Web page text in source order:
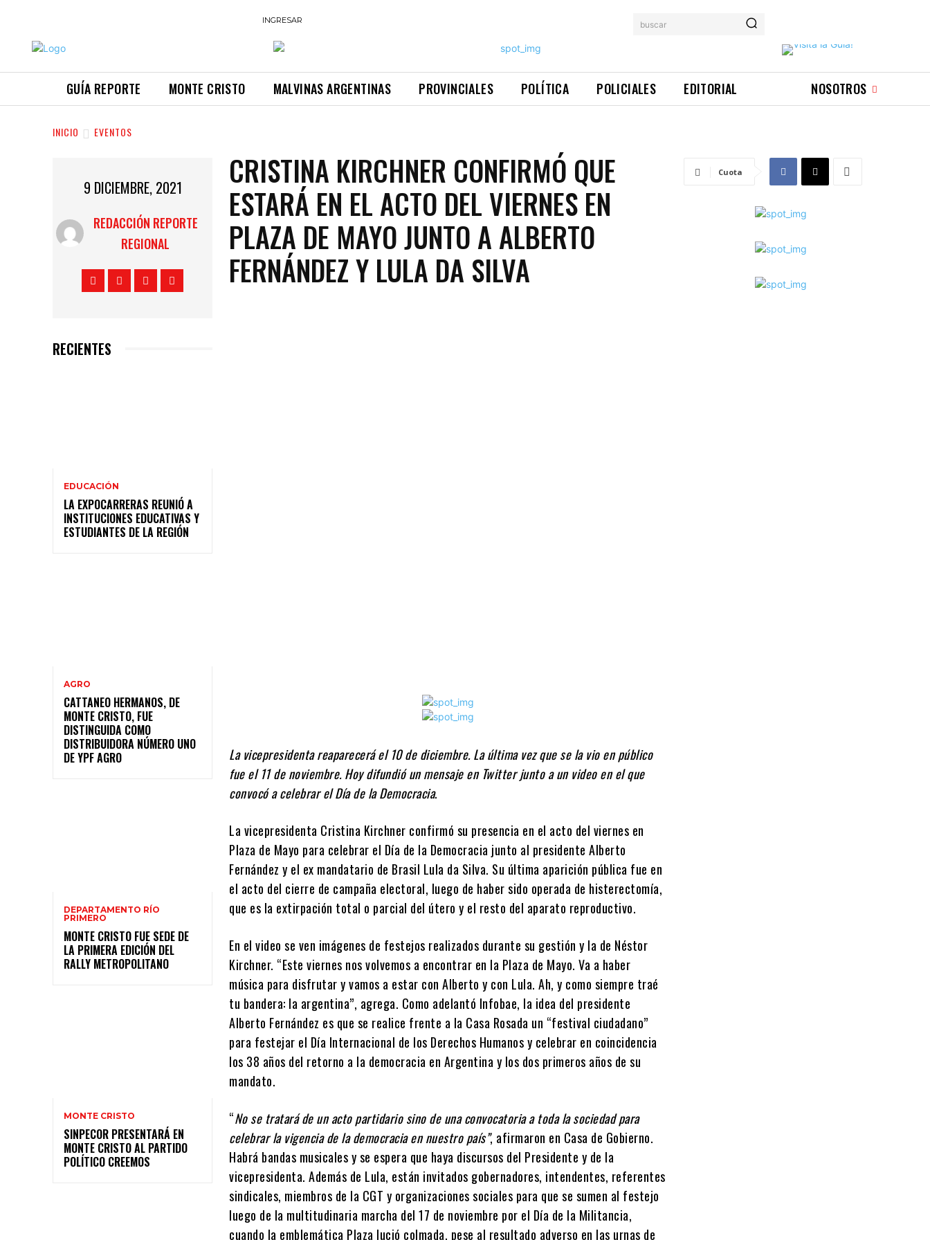
INGRESAR buscar
GUÍA REPORTE MONTE CRISTO MALVINAS ARGENTINAS PROVINCIALES POLÍTICA POLICIALES EDITORIAL NOSOTROS
INICIO EVENTOS
9 DICIEMBRE, 2021
REDACCIÓN REPORTE
REGIONAL
RECIENTES
EDUCACIÓN
LA EXPOCARRERAS REUNIÓ A
INSTITUCIONES EDUCATIVAS Y
ESTUDIANTES DE LA REGIÓN
AGRO
CATTANEO HERMANOS, DE
MONTE CRISTO, FUE
DISTINGUIDA COMO
DISTRIBUIDORA NÚMERO UNO
DE YPF AGRO
DEPARTAMENTO RÍO
PRIMERO
MONTE CRISTO FUE SEDE DE
LA PRIMERA EDICIÓN DEL
RALLY METROPOLITANO
MONTE CRISTO
SINPECOR PRESENTARÁ EN
MONTE CRISTO AL PARTIDO
POLÍTICO CREEMOS
CRISTINA KIRCHNER CONFIRMÓ QUE
ESTARÁ EN EL ACTO DEL VIERNES EN
PLAZA DE MAYO JUNTO A ALBERTO
FERNÁNDEZ Y LULA DA SILVA
La vicepresidenta reaparecerá el 10 de diciembre. La última vez que se la vio en público
fue el 11 de noviembre. Hoy difundió un mensaje en Twitter junto a un video en el que
convocó a celebrar el Día de la Democracia.
La vicepresidenta Cristina Kirchner confirmó su presencia en el acto del viernes en
Plaza de Mayo para celebrar el Día de la Democracia junto al presidente Alberto
Fernández y el ex mandatario de Brasil Lula da Silva. Su última aparición pública fue en
el acto del cierre de campaña electoral, luego de haber sido operada de histerectomía,
que es la extirpación total o parcial del útero y el resto del aparato reproductivo.
En el video se ven imágenes de festejos realizados durante su gestión y la de Néstor
Kirchner. “Este viernes nos volvemos a encontrar en la Plaza de Mayo. Va a haber
música para disfrutar y vamos a estar con Alberto y con Lula. Ah, y como siempre traé
tu bandera: la argentina”, agrega. Como adelantó Infobae, la idea del presidente
Alberto Fernández es que se realice frente a la Casa Rosada un “festival ciudadano”
para festejar el Día Internacional de los Derechos Humanos y celebrar en coincidencia
los 38 años del retorno a la democracia en Argentina y los dos primeros años de su
mandato.
“No se tratará de un acto partidario sino de una convocatoria a toda la sociedad para
celebrar la vigencia de la democracia en nuestro país”, afirmaron en Casa de Gobierno.
Habrá bandas musicales y se espera que haya discursos del Presidente y de la
vicepresidenta. Además de Lula, están invitados gobernadores, intendentes, referentes
sindicales, miembros de la CGT y organizaciones sociales para que se sumen al festejo
luego de la multitudinaria marcha del 17 de noviembre por el Día de la Militancia,
cuando la emblemática Plaza lució colmada, pese al resultado adverso en las urnas de
Cuota